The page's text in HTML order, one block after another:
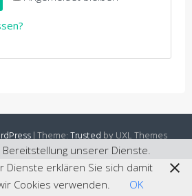
|Theme:Trustedby UXL Themes
unserer Dienste.
Dienste erklären Sie sich damit
Cookies verwenden.
OK